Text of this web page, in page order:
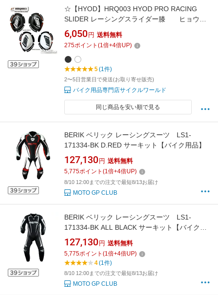
☆【HYOD】HRQ003 HYOD PRO RACING
SLIDER レーシングスライダー膝 ヒョウド
ウプロダクツ【バイク用品】
6,050 円 送料無料
275ポイント (1倍+4倍UP)
5(1件)
2〜5日営業日で発送(お取り寄せ販売)
バイク用品専門店サイクルワールド
同じ商品を安い順で見る
BERIK ベリック レーシングスーツ LS1-
171334-BK D.RED サーキット【バイク用品】
127,130 円 送料無料
5,775ポイント (1倍+4倍UP)
8/10 12:00までの注文で最短8/13お届け
MOTO GP CLUB
BERIK ベリック レーシングスーツ LS1-
171334-BK ALL BLACK サーキット【バイク用
品】
127,130 円 送料無料
5,775ポイント (1倍+4倍UP)
4(1件)
8/10 12:00までの注文で最短8/13お届け
MOTO GP CLUB